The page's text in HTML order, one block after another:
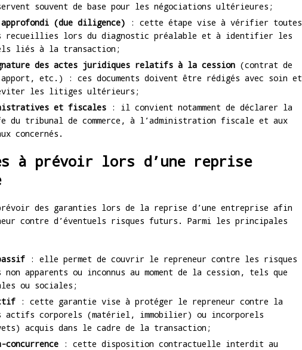
souvent de base pour les négociations ultérieures;
(due diligence) : cette étape vise à vérifier toutes
recueillies lors du diagnostic préalable et à identifier les
liés à la transaction;
des actes juridiques relatifs à la cession (contrat de
etc.) : ces documents doivent être rédigés avec soin et
les litiges ultérieurs;
et fiscales : il convient notamment de déclarer la
du tribunal de commerce, à l’administration fiscale et aux
concernés.
à prévoir lors d’une reprise
des garanties lors de la reprise d’une entreprise afin
contre d’éventuels risques futurs. Parmi les principales
: elle permet de couvrir le repreneur contre les risques
apparents ou inconnus au moment de la cession, tels que
ou sociales;
: cette garantie vise à protéger le repreneur contre la
actifs corporels (matériel, immobilier) ou incorporels
acquis dans le cadre de la transaction;
concurrence : cette disposition contractuelle interdit au